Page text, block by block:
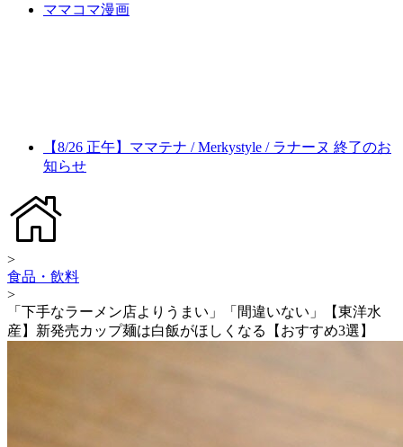
ママコマ漫画
【8/26 正午】ママテナ / Merkystyle / ラナーヌ 終了のお
知らせ
>
食品・飲料
>
「下手なラーメン店よりうまい」「間違いない」【東洋水
産】新発売カップ麺は白飯がほしくなる【おすすめ3選】